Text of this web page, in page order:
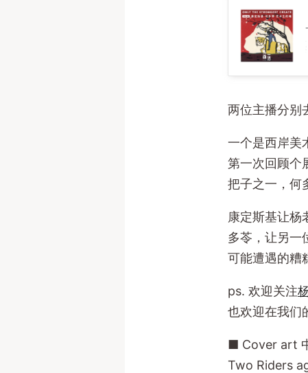
95. 康定斯基
两位主播分别
一个是西岸美
第一次回顾个
把子之一，何
康定斯基让杨
多苓，让另一
可能遭遇的
ps. 欢迎关注
也欢迎在我们
■ Cover art
Two Riders